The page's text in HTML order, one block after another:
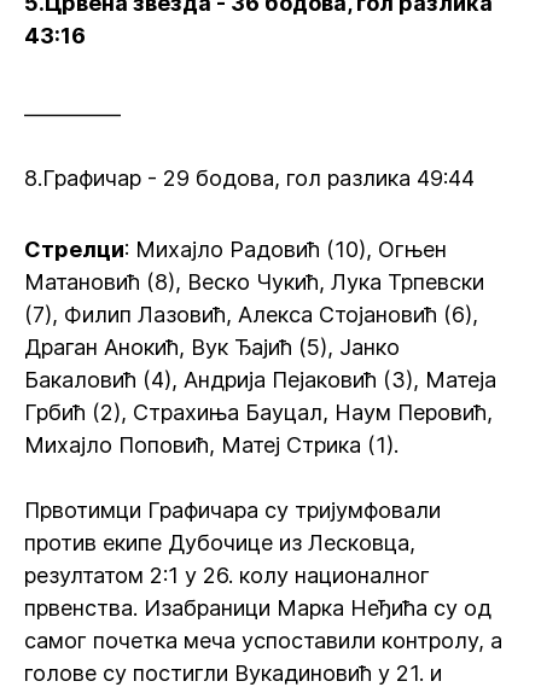
43:16
8.Графичар - 29 бодова, гол разлика 49:44
Стрелци: Михајло Радовић (10), Огњен
Матановић (8), Веско Чукић, Лука Трпевски
(7), Филип Лазовић, Алекса Стојановић (6),
Драган Анокић, Вук Ђајић (5), Јанко
Бакаловић (4), Андрија Пејаковић (3), Матеја
Грбић (2), Страхиња Бауцал, Наум Перовић,
Михајло Поповић, Матеј Стрика (1).
Првотимци Графичара су тријумфовали
против екипе Дубочице из Лесковца,
резултатом 2:1 у 26. колу националног
првенства. Изабраници Марка Неђића су од
самог почетка меча успоставили контролу, а
голове су постигли Вукадиновић у 21. и